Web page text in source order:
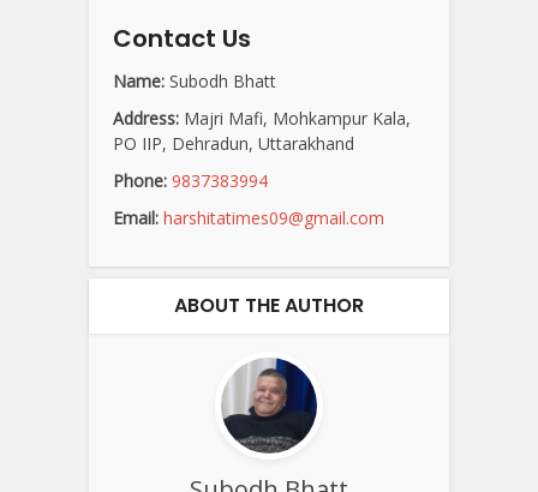
Contact Us
Name: Subodh Bhatt
Address: Majri Mafi, Mohkampur Kala,
PO IIP, Dehradun, Uttarakhand
Phone: 9837383994
Email: harshitatimes09@gmail.com
ABOUT THE AUTHOR